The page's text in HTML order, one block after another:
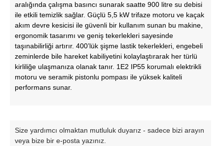
aralığında çalışma basıncı sunarak saatte 900 litre su debisi
ile etkili temizlik sağlar. Güçlü 5,5 kW trifaze motoru ve kaçak
akım devre kesicisi ile güvenli bir kullanım sunan bu makine,
ergonomik tasarımı ve geniş tekerlekleri sayesinde
taşınabilirliği artırır. 400’lük şişme lastik tekerlekleri, engebeli
zeminlerde bile hareket kabiliyetini kolaylaştırarak her türlü
kirliliğe ulaşmanıza olanak tanır. 1E2 IP55 korumalı elektrikli
motoru ve seramik pistonlu pompası ile yüksek kaliteli
performans sunar.
Size yardımcı olmaktan mutluluk duyarız - sadece bizi arayın
veya bize bir e-posta yazınız.